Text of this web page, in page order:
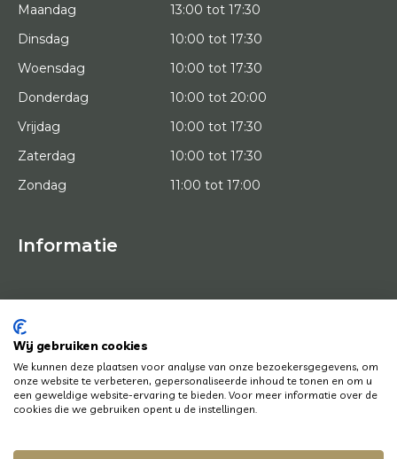
Maandag
13:00 tot 17:30
Dinsdag
10:00 tot 17:30
Woensdag
10:00 tot 17:30
Donderdag
10:00 tot 20:00
Vrijdag
10:00 tot 17:30
Zaterdag
10:00 tot 17:30
Zondag
11:00 tot 17:00
Informatie
HOME
KUNSTENAARS
KUNSTWERKEN
HOE WERKT HET
NEWS
CONTACT
Wij gebruiken cookies
We kunnen deze plaatsen voor analyse van onze bezoekersgegevens, om
onze website te verbeteren, gepersonaliseerde inhoud te tonen en om u
een geweldige website-ervaring te bieden. Voor meer informatie over de
cookies die we gebruiken opent u de instellingen.